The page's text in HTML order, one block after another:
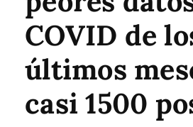
COVID de
últimos
casi 1500